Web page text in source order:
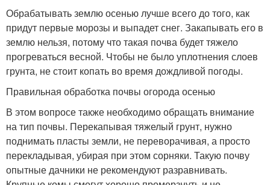
Обрабатывать землю осенью лучше всего до того, как
придут первые морозы и выпадет снег. Закапывать его в
землю нельзя, потому что такая почва будет тяжело
прогреваться весной. Чтобы не было уплотнения слоев
грунта, не стоит копать во время дождливой погоды.
Правильная обработка почвы огорода осенью
В этом вопросе также необходимо обращать внимание
на тип почвы. Перекапывая тяжелый грунт, нужно
поднимать пласты земли, не переворачивая, а просто
перекладывая, убирая при этом сорняки. Такую почву
опытные дачники не рекомендуют разравнивать.